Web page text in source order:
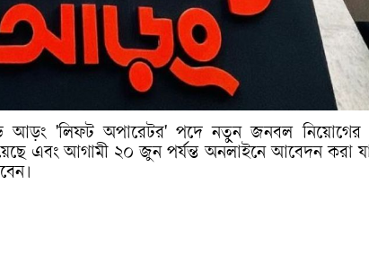
আড়ং 'লিফট অপারেটর' পদে নতুন জনবল নিয়োগের
এবং আগামী ২০ জুন পর্যন্ত অনলাইনে আবেদন করা